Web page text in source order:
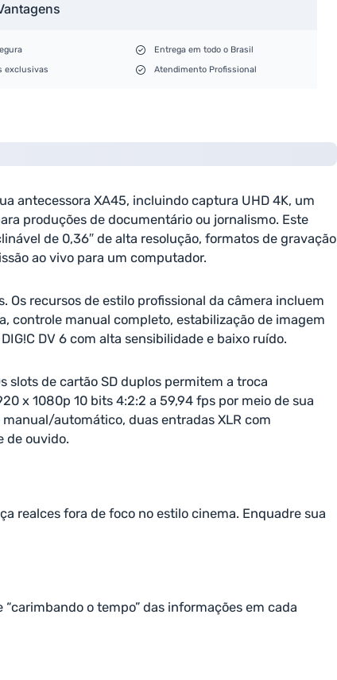
exclusivas
Entrega em todo o Brasil
Atendimento Profissional
antecessora XA45, incluindo captura UHD 4K, um
produções de documentário ou jornalismo. Este
de 0,36″ de alta resolução, formatos de gravação
ao vivo para um computador.
recursos de estilo profissional da câmera incluem
controle manual completo, estabilização de imagem
DV 6 com alta sensibilidade e baixo ruído.
slots de cartão SD duplos permitem a troca
x 1080p 10 bits 4:2:2 a 59,94 fps por meio de sua
automático, duas entradas XLR com
de ouvido.
realces fora de foco no estilo cinema. Enquadre sua
o tempo” das informações em cada